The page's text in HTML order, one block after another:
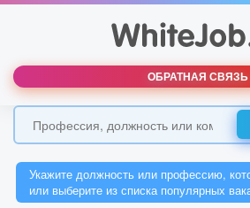
ОБРАТНАЯ СВЯЗЬ
Укажите должность или профессию,
или выберите из списка популярных